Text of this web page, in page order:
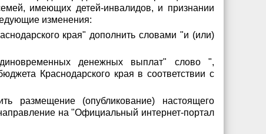
имеющих детей-инвалидов, и признании
изменения:
края" дополнить словами "и (или)
денежных выплат" слово ",
Краснодарского края в соответствии с
размещение (опубликование) настоящего
на "Официальный интернет-портал